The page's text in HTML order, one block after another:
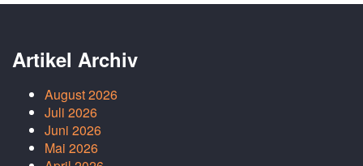
Artikel Archiv
August 2026
Juli 2026
Juni 2026
Mai 2026